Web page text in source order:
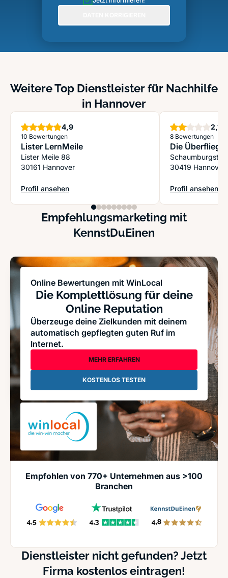
Weitere Top Dienstleister für Nachhilfe
in Hannover
4,9Sterne
10 Bewertungen
Lister LernMeile
Lister Meile 88
30161 Hannover
Profil ansehen
: Lister LernMeile
2,1
8 Bewertungen
Die Überflieger
Schaumburgstr.
30419 Hannover
Profil ansehen
: Die Überflieger
Empfehlungsmarketing mit
KennstDuEinen
Online Bewertungen mit WinLocal
Die Komplettlösung für deine
Online Reputation
Überzeuge deine Zielkunden mit deinem
automatisch gepflegten guten Ruf im
Internet.
MEHR ERFAHREN
KOSTENLOS TESTEN
Empfohlen von 770+ Unternehmen aus >100
Branchen
Dienstleister nicht gefunden? Jetzt
Firma kostenlos eintragen!